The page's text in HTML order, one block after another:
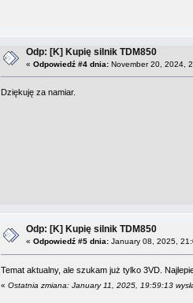
Odp: [K] Kupię silnik TDM850
« Odpowiedź #4 dnia:November 20, 2024,
Dziękuję za namiar.
Odp: [K] Kupię silnik TDM850
« Odpowiedź #5 dnia:January 08, 2025,
Temat aktualny, ale szukam już tylko 3VD.
« Ostatnia zmiana: January 11, 2025, 19:59:13